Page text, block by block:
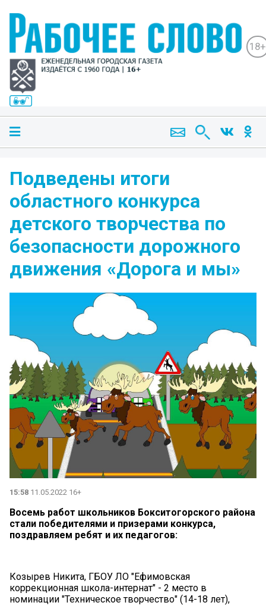
18+
Подведены итоги
областного конкурса
детского творчества по
безопасности дорожного
движения «Дорога и мы»
15:58 11.05.2022 16+
Восемь работ школьников Бокситогорского района
стали победителями и призерами конкурса,
поздравляем ребят и их педагогов:
Козырев Никита, ГБОУ ЛО "Ефимовская
коррекционная школа-интернат" - 2 место в
номинации "Техническое творчество" (14-18 лет),